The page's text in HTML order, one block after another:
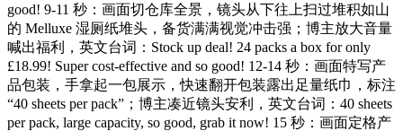
good! 9-11 秒：画面切仓库全景，镜头从下往上扫过堆积如山
的 Melluxe 湿厕纸堆头，备货满满视觉冲击强；博主放大音量
喊出福利，英文台词：Stock up deal! 24 packs a box for only
£18.99! Super cost-effective and so good! 12-14 秒：画面特写产
品包装，手拿起一包展示，快速翻开包装露出足量纸巾，标注
“40 sheets per pack”；博主凑近镜头安利，英文台词：40 sheets
per pack, large capacity, so good, grab it now! 15 秒：画面定格产